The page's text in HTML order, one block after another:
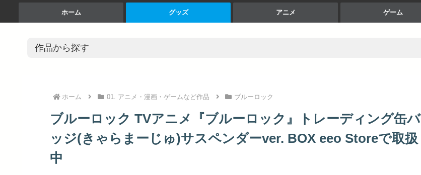
ホーム グッズ アニメ ゲーム
ホーム 01. アニメ・漫画・ゲームなど作品 ブルーロック
ブルーロック TVアニメ『ブルーロック』トレーディング缶バ
ッジ(きゃらまーじゅ)サスペンダーver. BOX eeo Storeで取扱
中